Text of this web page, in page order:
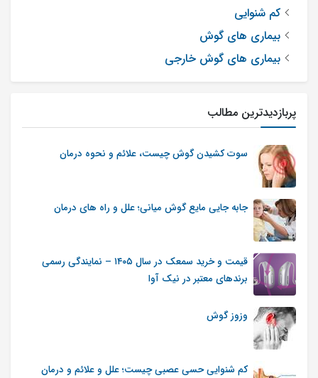
کم شنوایی
بیماری های گوش
بیماری های گوش خارجی
پربازدیدترین مطالب
سوت کشیدن گوش چیست، علائم و نحوه درمان
جابه جایی مایع گوش میانی؛ علل و راه های درمان
قیمت و خرید سمعک در سال ۱۴۰۵ – نمایندگی رسمی
برندهای معتبر در نیک آوا
وزوز گوش
کم شنوایی حسی عصبی چیست؛ علل و علائم و درمان